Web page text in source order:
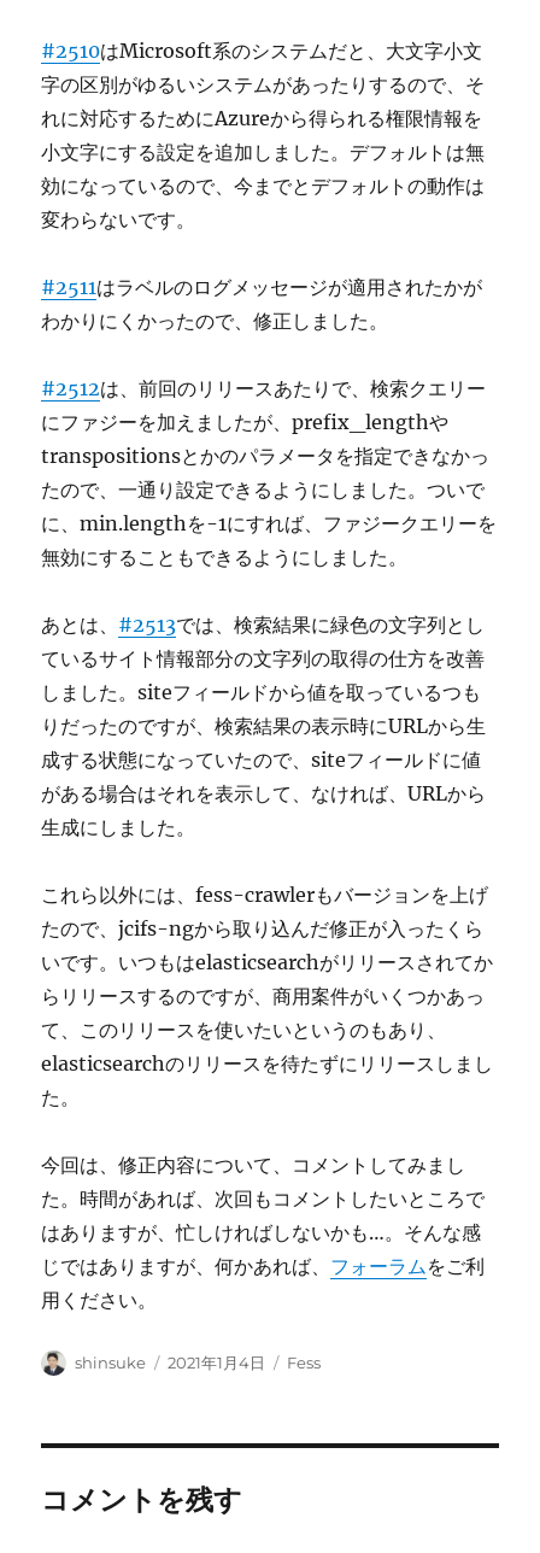
#2510はMicrosoft系のシステムだと、大文字小文
字の区別がゆるいシステムがあったりするので、そ
れに対応するためにAzureから得られる権限情報を
小文字にする設定を追加しました。デフォルトは無
効になっているので、今までとデフォルトの動作は
変わらないです。
#2511はラベルのログメッセージが適用されたかが
わかりにくかったので、修正しました。
#2512は、前回のリリースあたりで、検索クエリー
にファジーを加えましたが、prefix_lengthや
transpositionsとかのパラメータを指定できなかっ
たので、一通り設定できるようにしました。ついで
に、min.lengthを-1にすれば、ファジークエリーを
無効にすることもできるようにしました。
あとは、 #2513では、検索結果に緑色の文字列とし
ているサイト情報部分の文字列の取得の仕方を改善
しました。siteフィールドから値を取っているつも
りだったのですが、検索結果の表示時にURLから生
成する状態になっていたので、siteフィールドに値
がある場合はそれを表示して、なければ、URLから
生成にしました。
これら以外には、fess-crawlerもバージョンを上げ
たので、jcifs-ngから取り込んだ修正が入ったくら
いです。いつもはelasticsearchがリリースされてか
らリリースするのですが、商用案件がいくつかあっ
て、このリリースを使いたいというのもあり、
elasticsearchのリリースを待たずにリリースしまし
た。
今回は、修正内容について、コメントしてみまし
た。時間があれば、次回もコメントしたいところで
はありますが、忙しければしないかも…。そんな感
じではありますが、何かあれば、 フォーラムをご利
用ください。
投
shinsuke
投
2021年1月4日
カ
Fess
コメントを残す